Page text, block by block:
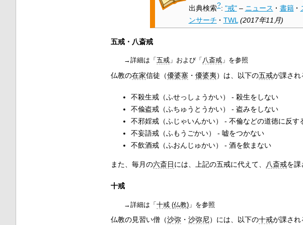
出典検索?: "戒"– ニュース · 書籍 ·
ンサーチ · TWL (2017年11月)
五戒・八斎戒
→詳細は「 五戒」および「 八斎戒」を参照
仏教の在家信徒（優婆塞・ 優婆夷）は、以下の五戒が課され
不殺生戒（ふせっしょうかい） - 殺生をしない
不偸盗戒（ふちゅうとうかい） - 盗みをしない
不邪婬戒（ふじゃいんかい） - 不倫などの道徳に反す
不妄語戒（ふもうごかい） - 嘘をつかない
不飲酒戒（ふおんじゅかい） - 酒を飲まない
また、毎月の六斎日には、上記の五戒に代えて、 八斎戒を課
十戒
→詳細は「十戒 (仏教)」を参照
仏教の見習い僧（沙弥・ 沙弥尼）には、以下の十戒が課され